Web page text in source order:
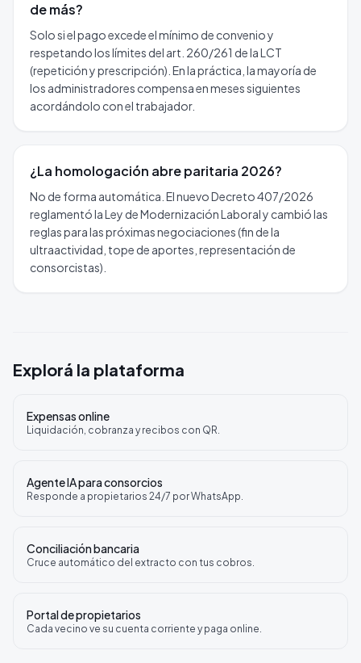
de más?
Solo si el pago excede el mínimo de convenio y
respetando los límites del art. 260/261 de la LCT
(repetición y prescripción). En la práctica, la mayoría de
los administradores compensa en meses siguientes
acordándolo con el trabajador.
¿La homologación abre paritaria 2026?
No de forma automática. El nuevo Decreto 407/2026
reglamentó la Ley de Modernización Laboral y cambió las
reglas para las próximas negociaciones (fin de la
ultraactividad, tope de aportes, representación de
consorcistas).
Explorá la plataforma
Expensas online
Liquidación, cobranza y recibos con QR.
Agente IA para consorcios
Responde a propietarios 24/7 por WhatsApp.
Conciliación bancaria
Cruce automático del extracto con tus cobros.
Portal de propietarios
Cada vecino ve su cuenta corriente y paga online.